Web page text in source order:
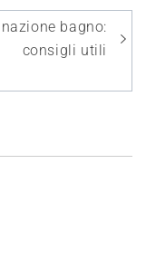
bagno:
consigli utili